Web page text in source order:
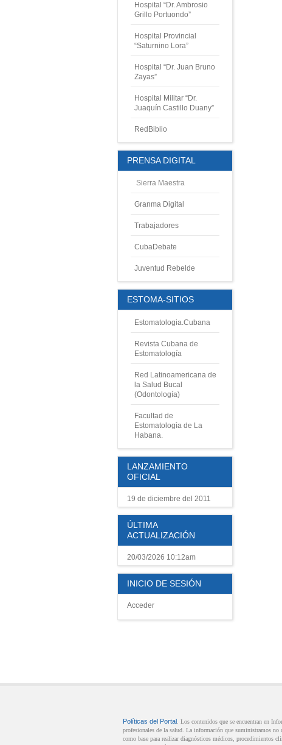
Hospital “Dr. Ambrosio
Grillo Portuondo”
Hospital Provincial
“Saturnino Lora”
Hospital “Dr. Juan Bruno
Zayas”
Hospital Militar “Dr.
Juaquín Castillo Duany”
RedBiblio
PRENSA DIGITAL
Sierra Maestra
Granma Digital
Trabajadores
CubaDebate
Juventud Rebelde
ESTOMA-SITIOS
Estomatologia.Cubana
Revista Cubana de
Estomatología
Red Latinoamericana de
la Salud Bucal
(Odontología)
Facultad de
Estomatologìa de La
Habana.
LANZAMIENTO
OFICIAL
19 de diciembre del 2011
ÚLTIMA
ACTUALIZACIÓN
20/03/2026 10:12am
INICIO DE SESIÓN
Acceder
Políticas del Portal . Los contenidos que se encuentran en
profesionales de la salud. La información que suministramos no
como base para realizar diagnósticos médicos, procedimientos